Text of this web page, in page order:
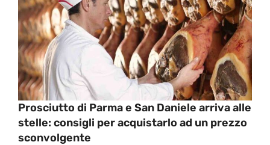
Prosciutto di Parma e San Daniele arriva alle
stelle: consigli per acquistarlo ad un prezzo
sconvolgente